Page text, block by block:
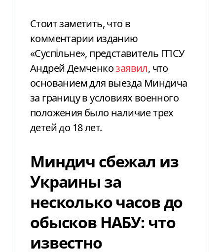
Стоит заметить, что в
комментарии изданию
«Суспільне», представитель ГПСУ
Андрей Демченкозаявил, что
основанием для выезда Миндича
за границу в условиях военного
положения было наличие трех
детей до 18 лет.
Миндич сбежал из
Украины за
несколько часов до
обысков НАБУ: что
известно